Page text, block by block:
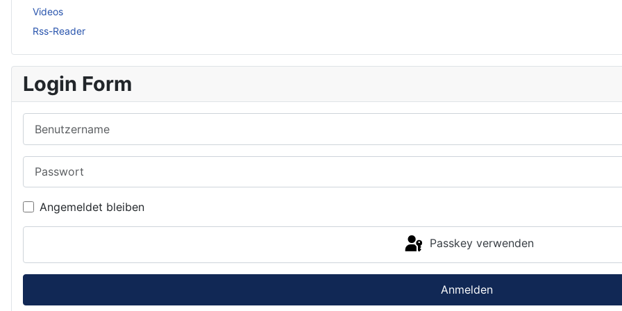
Videos
Rss-Reader
Login Form
Angemeldet bleiben
Passkey verwenden
Anmelden